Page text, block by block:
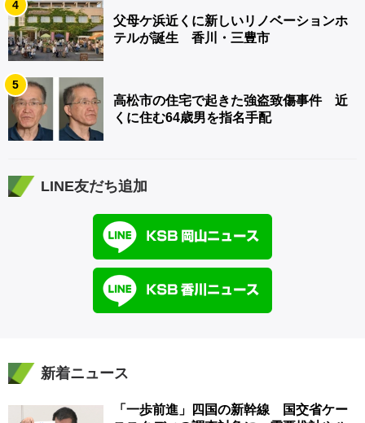
4
父母ケ浜近くに新しいリノベーションホ
テルが誕生 香川・三豊市
5
高松市の住宅で起きた強盗致傷事件 近
くに住む64歳男を指名手配
LINE友だち追加
新着ニュース
「一歩前進」四国の新幹線 国交省ケー